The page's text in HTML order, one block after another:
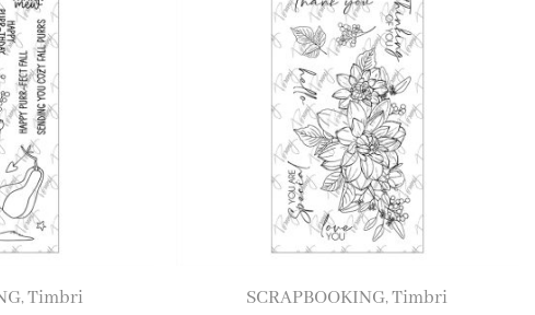
,Timbri
SCRAPBOOKING,Timbri